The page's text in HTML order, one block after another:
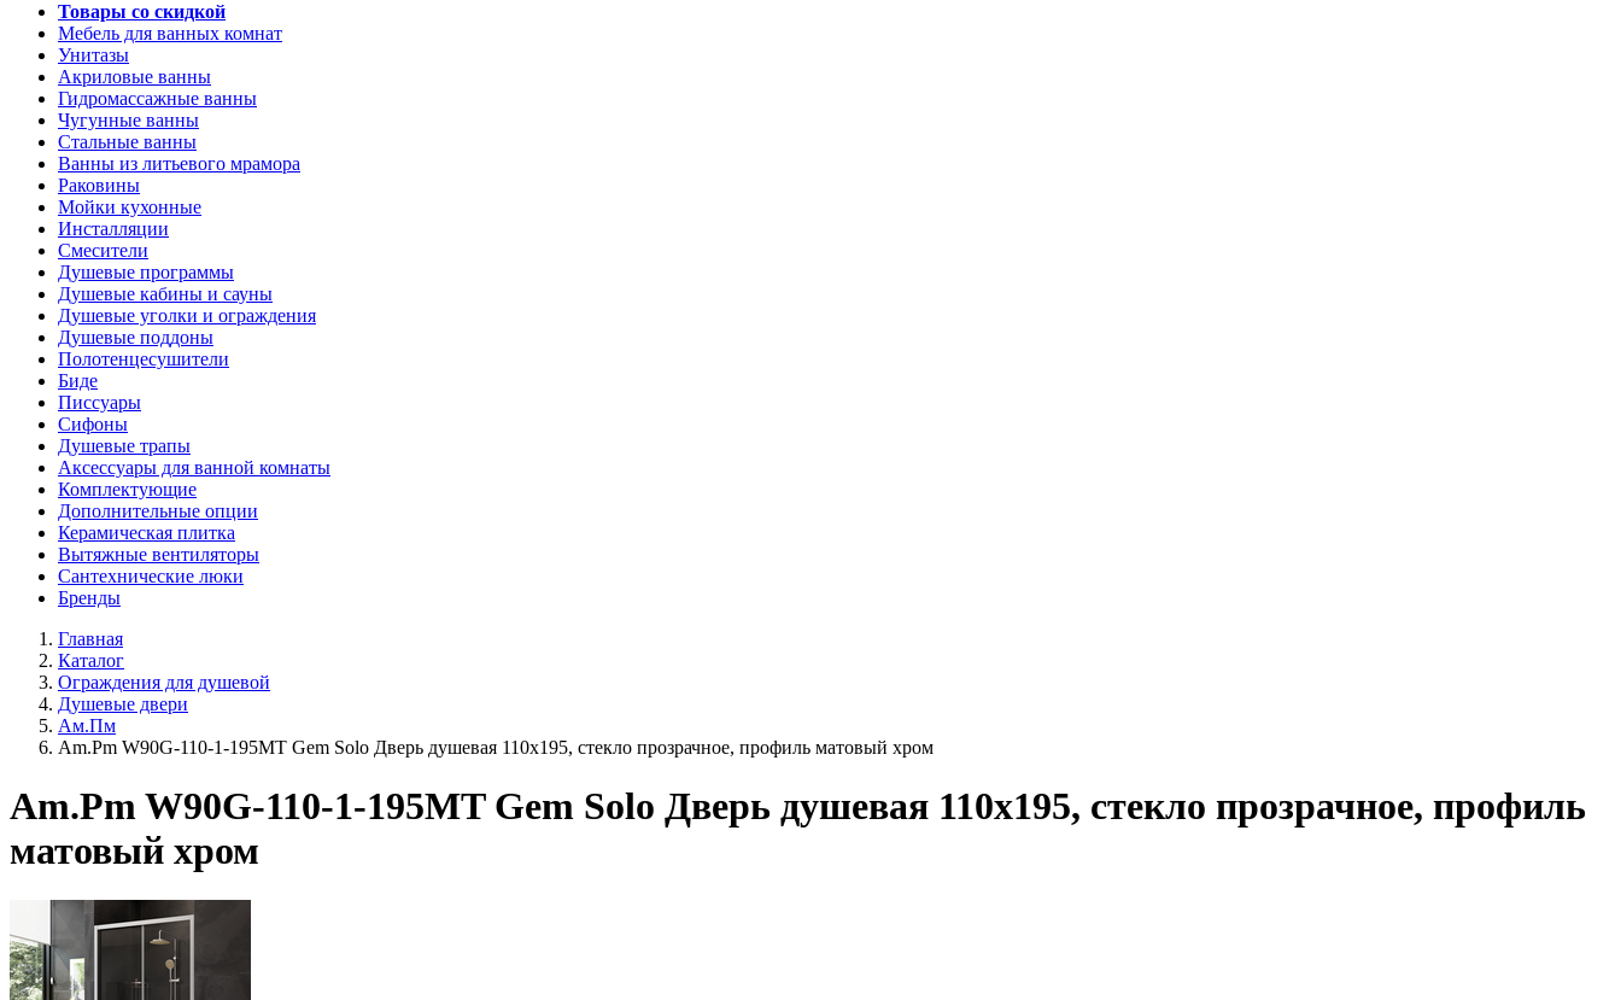
Товары со скидкой
Мебель для ванных комнат
Унитазы
Акриловые ванны
Гидромассажные ванны
Чугунные ванны
Стальные ванны
Ванны из литьевого мрамора
Раковины
Мойки кухонные
Инсталляции
Смесители
Душевые программы
Душевые кабины и сауны
Душевые уголки и ограждения
Душевые поддоны
Полотенцесушители
Биде
Писсуары
Сифоны
Душевые трапы
Аксессуары для ванной комнаты
Комплектующие
Дополнительные опции
Керамическая плитка
Вытяжные вентиляторы
Сантехнические люки
Бренды
Главная
Каталог
Ограждения для душевой
Душевые двери
Ам.Пм
Am.Pm W90G-110-1-195MT Gem Solo Дверь душевая 110х195, стекло прозрачное, профиль матовый хром
Am.Pm W90G-110-1-195MT Gem Solo Дверь душевая 110х195, стекло прозрачное, профиль
матовый хром